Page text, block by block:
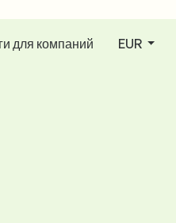
для компаний EUR